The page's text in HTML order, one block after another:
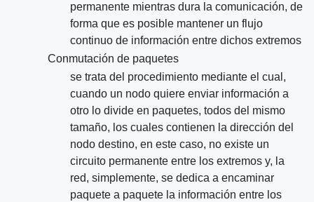
permanente mientras dura la comunicación, de
forma que es posible mantener un flujo
continuo de información entre dichos extremos
Conmutación de paquetes
se trata del procedimiento mediante el cual,
cuando un nodo quiere enviar información a
otro lo divide en paquetes, todos del mismo
tamaño, los cuales contienen la dirección del
nodo destino, en este caso, no existe un
circuito permanente entre los extremos y, la
red, simplemente, se dedica a encaminar
paquete a paquete la información entre los